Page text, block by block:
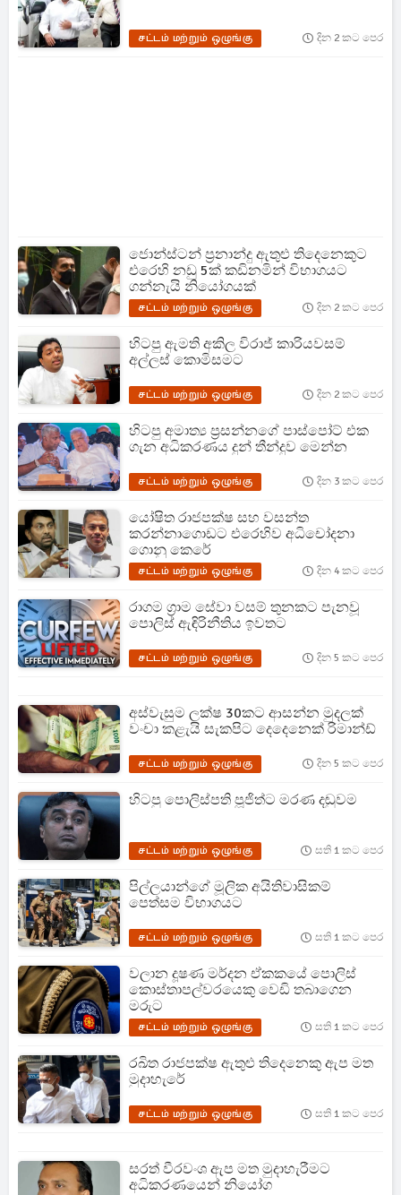
சட்டம் மற்றும் ஒழுங்கு දින 2 කට පෙර
ජොන්ස්ටන් ප්‍රනාන්දු ඇතුළු තිදෙනෙකුට
එරෙහි නඩු 5ක් කඩිනමින් විභාගයට
ගන්නැයි නියෝගයක්
சட்டம் மற்றும் ஒழுங்கு දින 2 කට පෙර
හිටපු ඇමති අකිල විරාජ් කාරියවසම්
අල්ලස් කොමිසමට
சட்டம் மற்றும் ஒழுங்கு දින 2 කට පෙර
හිටපු අමාත්‍ය ප්‍රසන්නගේ පාස්පෝට් එක
ගැන අධිකරණය දුන් තීන්දුව මෙන්න
சட்டம் மற்றும் ஒழுங்கு දින 3 කට පෙර
යෝෂිත රාජපක්ෂ සහ වසන්ත
කරන්නාගොඩට එරෙහිව අධිචෝදනා
ගොනු කෙරේ
சட்டம் மற்றும் ஒழுங்கு දින 4 කට පෙර
රාගම ග්‍රාම සේවා වසම් තුනකට පැනවූ
පොලිස් ඇඳිරිනීතිය ඉවතට
சட்டம் மற்றும் ஒழுங்கு දින 5 කට පෙර
අස්වැසුම ලක්ෂ 30කට ආසන්න මුදලක්
වංචා කළැයි සැකපිට දෙදෙනෙක් රිමාන්ඩ්
சட்டம் மற்றும் ஒழுங்கு දින 5 කට පෙර
හිටපු පොලිස්පති පූජිත්ට මරණ දඬුවම
சட்டம் மற்றும் ஒழுங்கு සති 1 කට පෙර
පිල්ලයාන්ගේ මූලික අයිතිවාසිකම්
පෙත්සම විභාගයට
சட்டம் மற்றும் ஒழுங்கு සති 1 කට පෙර
වලාන දූෂණ මර්දන ඒකකයේ පොලිස්
කොස්තාපල්වරයෙකු වෙඩි තබාගෙන
මරුට
சட்டம் மற்றும் ஒழுங்கு සති 1 කට පෙර
රඛිත රාජපක්ෂ ඇතුළු තිදෙනෙකු ඇප මත
මුදාහැරේ
சட்டம் மற்றும் ஒழுங்கு සති 1 කට පෙර
සරත් වීරවංශ ඇප මත මුදාහැරීමට
අධිකරණයෙන් නියෝග